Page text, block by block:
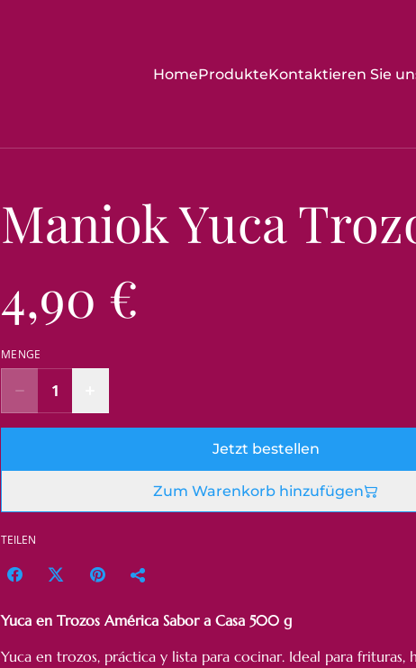
HomeProdukteKontaktieren Sie
Maniok Yuca
4,90 €
MENGE
Jetzt bestellen
Zum Warenkorb hinzufügen
TEILEN
Yuca en Trozos América Sabor a Casa 500 g
Yuca en trozos, práctica y lista para cocinar. Ideal para frituras,